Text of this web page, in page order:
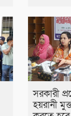
সরকারী
হয়রানী